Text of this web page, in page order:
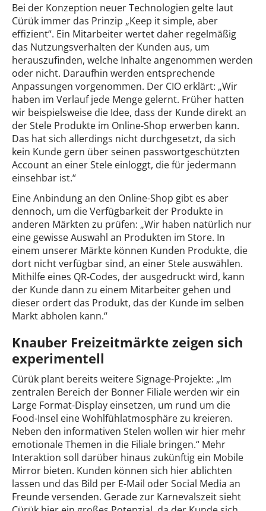
Bei der Konzeption neuer Technologien gelte laut
Cürük immer das Prinzip „Keep it simple, aber
effizient“. Ein Mitarbeiter wertet daher regelmäßig
das Nutzungsverhalten der Kunden aus, um
herauszufinden, welche Inhalte angenommen werden
oder nicht. Daraufhin werden entsprechende
Anpassungen vorgenommen. Der CIO erklärt: „Wir
haben im Verlauf jede Menge gelernt. Früher hatten
wir beispielsweise die Idee, dass der Kunde direkt an
der Stele Produkte im Online-Shop erwerben kann.
Das hat sich allerdings nicht durchgesetzt, da sich
kein Kunde gern über seinen passwortgeschützten
Account an einer Stele einloggt, die für jedermann
einsehbar ist.“
Eine Anbindung an den Online-Shop gibt es aber
dennoch, um die Verfügbarkeit der Produkte in
anderen Märkten zu prüfen: „Wir haben natürlich nur
eine gewisse Auswahl an Produkten im Store. In
einem unserer Märkte können Kunden Produkte, die
dort nicht verfügbar sind, an einer Stele auswählen.
Mithilfe eines QR-Codes, der ausgedruckt wird, kann
der Kunde dann zu einem Mitarbeiter gehen und
dieser ordert das Produkt, das der Kunde im selben
Markt abholen kann.“
Knauber Freizeitmärkte zeigen sich
experimentell
Cürük plant bereits weitere Signage-Projekte: „Im
zentralen Bereich der Bonner Filiale werden wir ein
Large Format-Display einsetzen, um rund um die
Food-Insel eine Wohlfühlatmosphäre zu kreieren.
Neben den informativen Stelen wollen wir hier mehr
emotionale Themen in die Filiale bringen.“ Mehr
Interaktion soll darüber hinaus zukünftig ein Mobile
Mirror bieten. Kunden können sich hier ablichten
lassen und das Bild per E-Mail oder Social Media an
Freunde versenden. Gerade zur Karnevalszeit sieht